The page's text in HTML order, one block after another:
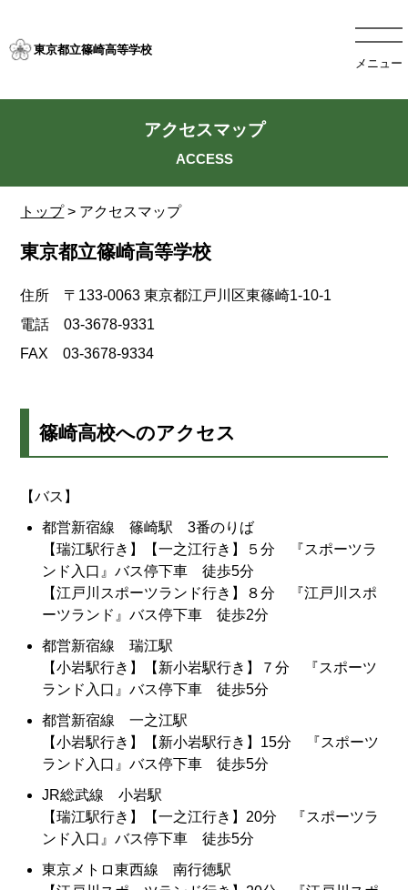
東京都立篠崎高等学校
メニュー
トップ> アクセスマップ
アクセスマップ
東京都立篠崎高等学校
住所 〒133-0063 東京都江戸川区東篠崎1-10-1
電話 03-3678-9331
FAX 03-3678-9334
篠崎高校へのアクセス
【バス】
都営新宿線 篠崎駅 3番のりば
【瑞江駅行き】【一之江行き】５分 『スポーツラ
ンド入口』バス停下車 徒歩5分
【江戸川スポーツランド行き】８分 『江戸川スポ
ーツランド』バス停下車 徒歩2分
都営新宿線 瑞江駅
【小岩駅行き】【新小岩駅行き】７分 『スポーツ
ランド入口』バス停下車 徒歩5分
都営新宿線 一之江駅
【小岩駅行き】【新小岩駅行き】15分 『スポーツ
ランド入口』バス停下車 徒歩5分
JR総武線 小岩駅
【瑞江駅行き】【一之江行き】20分 『スポーツラ
ンド入口』バス停下車 徒歩5分
東京メトロ東西線 南行徳駅